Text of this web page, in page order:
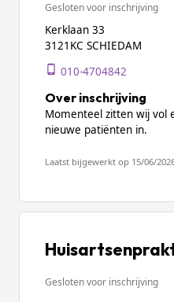
Gesloten voor inschrijving
Kerklaan 33
3121KC SCHIEDAM
010-4704842
Over inschrijving
Momenteel zitten wij vol
nieuwe patiënten in.
Laatst bijgewerkt op 15/06/
Gesloten voor inschrijving